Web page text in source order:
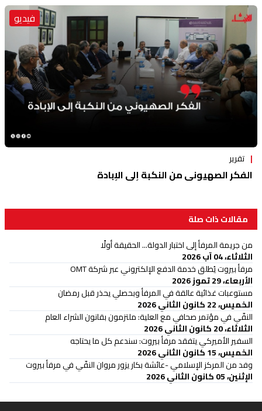
فيديو
تقرير
الفكر الصهيوني من النكبة إلى الإبادة
مقالات ذات صلة
من جريمة المرفأ إلى اختبار الدولة... الحقيقة أولًا
الثلاثاء، 04 آب 2026
مرفأ بيروت يُطلق خدمة الدفع الإلكتروني عبر شركة OMT
الأربعاء، 29 تموز 2026
مستوعبات غذائية عالقة في المرفأ وبحصلي يحذر قبل رمضان
الخميس، 22 كانون الثاني 2026
النفّي في مؤتمر صحافي مع العلية: ملتزمون بقانون الشراء العام
الثلاثاء، 20 كانون الثاني 2026
السفير الأميركي يتفقد مرفأ بيروت: سندعم كل ما يحتاجه
الخميس، 15 كانون الثاني 2026
وفد من المركز الإسلامي -عائشة بكار يزور مروان النفّي في مرفأ بيروت
الإثنين، 05 كانون الثاني 2026